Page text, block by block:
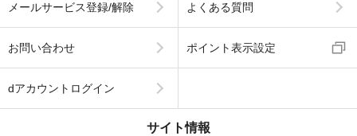
メールサービス登録/解除 よくある質問
お問い合わせ ポイント表示設定
dアカウントログイン
サイト情報